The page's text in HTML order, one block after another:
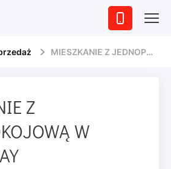
MIESZKANIE Z JEDNOPOKOJOWĄ W SOUTH BAY
Z
W